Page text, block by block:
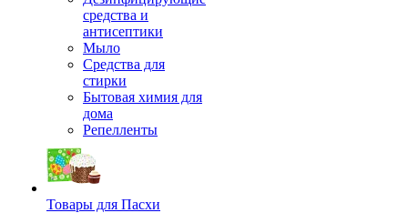
средства и
антисептики
Мыло
Средства для
стирки
Бытовая химия для
дома
Репелленты
Товары для Пасхи